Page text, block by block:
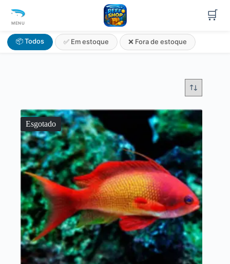
MENU
🛒
📦 Todos ✅ Em estoque ❌ Fora de estoque
Esgotado